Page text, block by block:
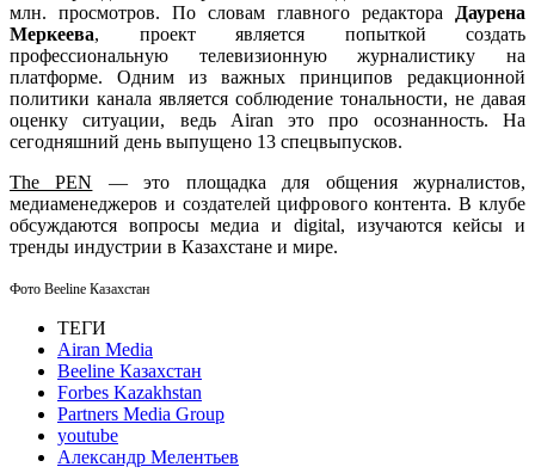
млн. просмотров. По словам главного редактора
Даурена
Меркеева, проект является попыткой создать
профессиональную телевизионную журналистику на
платформе. Одним из важных принципов редакционной
политики канала является соблюдение тональности, не давая
оценку ситуации, ведь Airan это про осознанность. На
сегодняшний день выпущено 13 спецвыпусков.
The PEN — это площадка для общения журналистов,
медиаменеджеров и создателей цифрового контента. В клубе
обсуждаются вопросы медиа и digital, изучаются кейсы и
тренды индустрии в Казахстане и мире.
Фото Beeline Казахстан
ТЕГИ
Airan Media
Beeline Казахстан
Forbes Kazakhstan
Partners Media Group
youtube
Александр Мелентьев